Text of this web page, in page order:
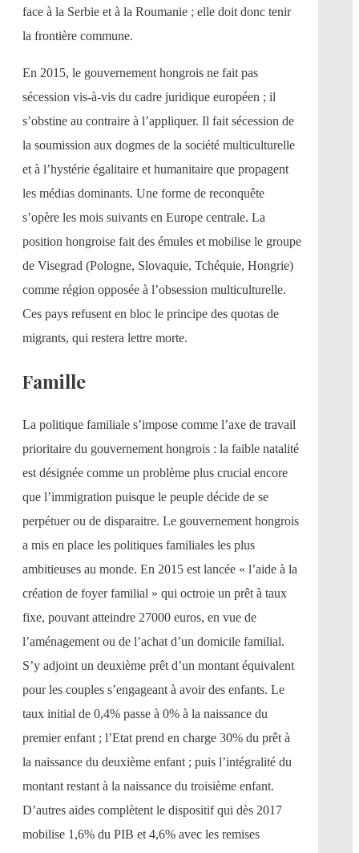
face à la Serbie et à la Roumanie ; elle doit donc tenir
la frontière commune.
En 2015, le gouvernement hongrois ne fait pas
sécession vis-à-vis du cadre juridique européen ; il
s’obstine au contraire à l’appliquer. Il fait sécession de
la soumission aux dogmes de la société multiculturelle
et à l’hystérie égalitaire et humanitaire que propagent
les médias dominants. Une forme de reconquête
s’opère les mois suivants en Europe centrale. La
position hongroise fait des émules et mobilise le groupe
de Visegrad (Pologne, Slovaquie, Tchéquie, Hongrie)
comme région opposée à l’obsession multiculturelle.
Ces pays refusent en bloc le principe des quotas de
migrants, qui restera lettre morte.
Famille
La politique familiale s’impose comme l’axe de travail
prioritaire du gouvernement hongrois : la faible natalité
est désignée comme un problème plus crucial encore
que l’immigration puisque le peuple décide de se
perpétuer ou de disparaitre. Le gouvernement hongrois
a mis en place les politiques familiales les plus
ambitieuses au monde. En 2015 est lancée « l’aide à la
création de foyer familial » qui octroie un prêt à taux
fixe, pouvant atteindre 27000 euros, en vue de
l’aménagement ou de l’achat d’un domicile familial.
S’y adjoint un deuxième prêt d’un montant équivalent
pour les couples s’engageant à avoir des enfants. Le
taux initial de 0,4% passe à 0% à la naissance du
premier enfant ; l’Etat prend en charge 30% du prêt à
la naissance du deuxième enfant ; puis l’intégralité du
montant restant à la naissance du troisième enfant.
D’autres aides complètent le dispositif qui dès 2017
mobilise 1,6% du PIB et 4,6% avec les remises